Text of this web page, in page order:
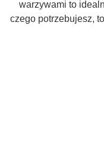
warzywami to
czego potrzebujesz,